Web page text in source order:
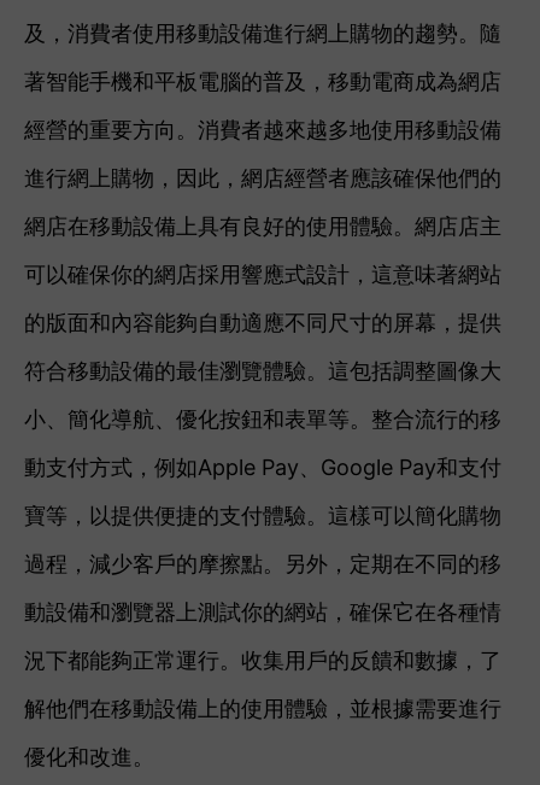
及，消費者使用移動設備進行網上購物的趨勢。隨
著智能手機和平板電腦的普及，移動電商成為網店
經營的重要方向。消費者越來越多地使用移動設備
進行網上購物，因此，網店經營者應該確保他們的
網店在移動設備上具有良好的使用體驗。網店店主
可以確保你的網店採用響應式設計，這意味著網站
的版面和內容能夠自動適應不同尺寸的屏幕，提供
符合移動設備的最佳瀏覽體驗。這包括調整圖像大
小、簡化導航、優化按鈕和表單等。整合流行的移
動支付方式，例如Apple Pay、Google Pay和支付
寶等，以提供便捷的支付體驗。這樣可以簡化購物
過程，減少客戶的摩擦點。另外，定期在不同的移
動設備和瀏覽器上測試你的網站，確保它在各種情
況下都能夠正常運行。收集用戶的反饋和數據，了
解他們在移動設備上的使用體驗，並根據需要進行
優化和改進。